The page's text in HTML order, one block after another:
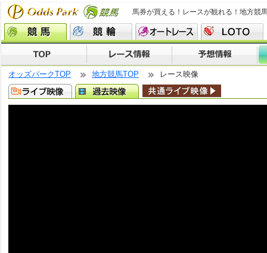
馬券が買える！レースが観れる！地方競
オッズパークTOP 地方競馬TOP レース映像